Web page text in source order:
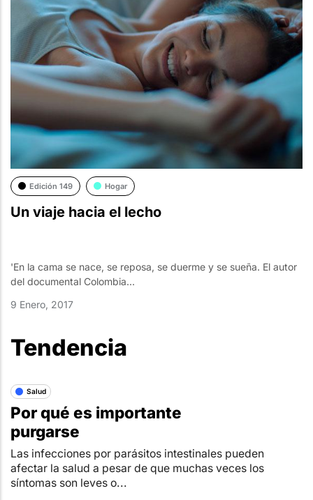
Edición 149 Hogar
Un viaje hacia el lecho
'En la cama se nace, se reposa, se duerme y se sueña. El autor
del documental Colombia...
9 Enero, 2017
Tendencia
Salud
Por qué es importante
purgarse
Las infecciones por parásitos intestinales pueden
afectar la salud a pesar de que muchas veces los
síntomas son leves o...